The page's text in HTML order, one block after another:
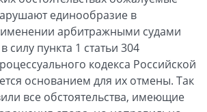
единообразие в
арбитражными судами
силу пункта 1 статьи 304
кодекса Российской
основанием для их отмены. Так
все обстоятельства, имеющие